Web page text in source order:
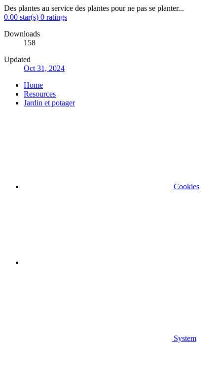
Des plantes au service des plantes pour ne pas se planter...
0.00 star(s) 0 ratings
Downloads
158
Updated
Oct 31, 2024
Home
Resources
Jardin et potager
Cookies
System